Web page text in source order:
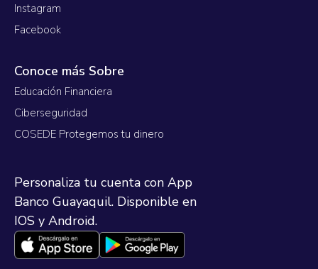
Instagram
Facebook
Conoce más Sobre
Educación Financiera
Ciberseguridad
COSEDE Protegemos tu dinero
Personaliza tu cuenta con App
Banco Guayaquil. Disponible en
IOS y Android.